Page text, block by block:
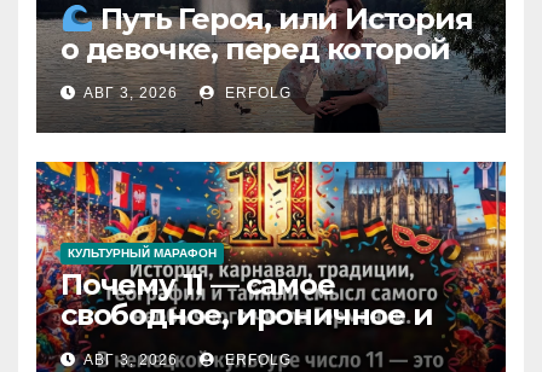
Путь Героя, или История
о девочке, перед которой
расступился океан
(И почему это про каждую
из нас)
АВГ 3, 2026 ERFOLG
КУЛЬТУРНЫЙ МАРАФОН
Почему 11 — самое
свободное, ироничное и
любимое число в
АВГ 3, 2026 ERFOLG